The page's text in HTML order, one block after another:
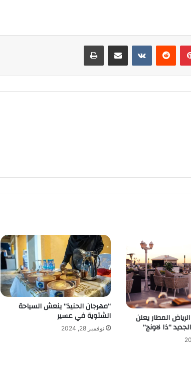
بينتيريست مشاركة عبر البريد طباعة
المطار يعلن
“ذا لاونج”
“مهرجان الحنيذ” ينعش السياحة
الشتوية في عسير
نوفمبر 28, 2024